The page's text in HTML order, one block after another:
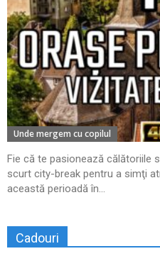
Unde mergem cu copilul
Fie că te pasionează călătoriile
scurt city-break pentru a simţi
această perioadă în...
Cadouri